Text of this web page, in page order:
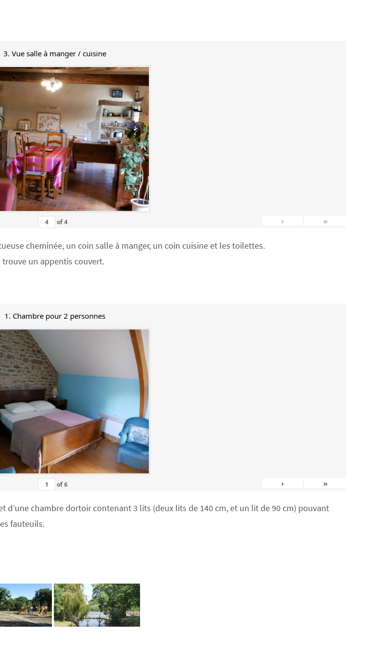
3. Vue salle à manger / cuisine
of4 › »
cheminée, un coin salle à manger, un coin cuisine et les toilettes.
trouve un appentis couvert.
1. Chambre pour 2 personnes
of6 › »
d’une chambre dortoir contenant 3 lits (deux lits de 140 cm, et un lit de 90 cm) pouvant
fauteuils.